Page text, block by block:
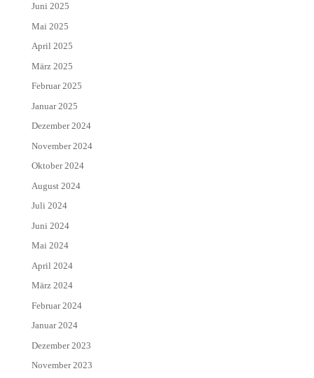
Juni 2025
Mai 2025
April 2025
März 2025
Februar 2025
Januar 2025
Dezember 2024
November 2024
Oktober 2024
August 2024
Juli 2024
Juni 2024
Mai 2024
April 2024
März 2024
Februar 2024
Januar 2024
Dezember 2023
November 2023